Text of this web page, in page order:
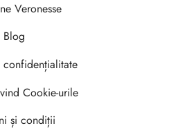
Veronesse
Blog
Cookie-urile
și condiții